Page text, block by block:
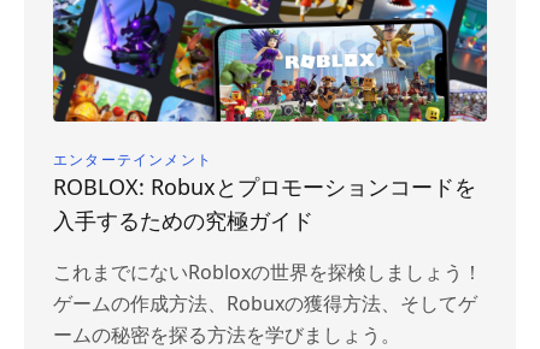
エンターテインメント
ROBLOX: Robuxとプロモーションコードを
入手するための究極ガイド
これまでにないRobloxの世界を探検しましょう！
ゲームの作成方法、Robuxの獲得方法、そしてゲ
ームの秘密を探る方法を学びましょう。